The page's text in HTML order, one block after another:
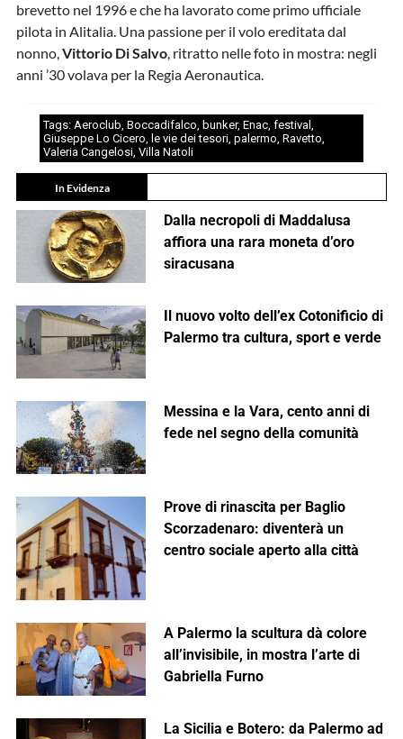
brevetto nel 1996 e che ha lavorato come primo ufficiale
pilota in Alitalia. Una passione per il volo ereditata dal
nonno,Vittorio Di Salvo, ritratto nelle foto in mostra: negli
anni ’30 volava per la Regia Aeronautica.
Tags: Aeroclub, Boccadifalco, bunker, Enac, festival ,
Giuseppe Lo Cicero, le vie dei tesori, palermo, Ravetto,
Valeria Cangelosi, Villa Natoli
In Evidenza
Dalla necropoli di Maddalusa
affiora una rara moneta d’oro
siracusana
Il nuovo volto dell’ex Cotonificio di
Palermo tra cultura, sport e verde
Messina e la Vara, cento anni di
fede nel segno della comunità
Prove di rinascita per Baglio
Scorzadenaro: diventerà un
centro sociale aperto alla città
A Palermo la scultura dà colore
all’invisibile, in mostra l’arte di
Gabriella Furno
La Sicilia e Botero: da Palermo ad